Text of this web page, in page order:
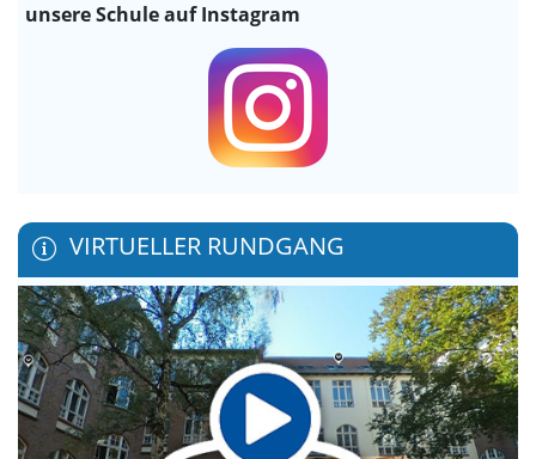
unsere Schule auf Instagram
VIRTUELLER RUNDGANG